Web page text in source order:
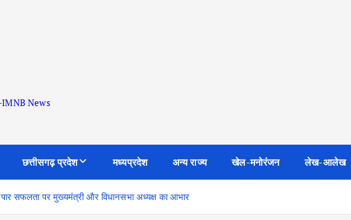
News
छत्तीसगढ़ प्रदेश मध्यप्रदेश अन्य राज्य खेल-मनोरंजन लेख-आलेख
सफलता पर मुख्यमंत्री और विधानसभा अध्यक्ष का आभार